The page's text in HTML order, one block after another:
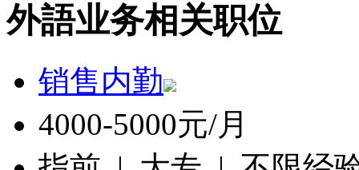
外語业务相关职位
销售内勤
4000-5000元/月